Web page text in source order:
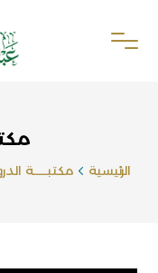
الرئيسية مكتبـــــة